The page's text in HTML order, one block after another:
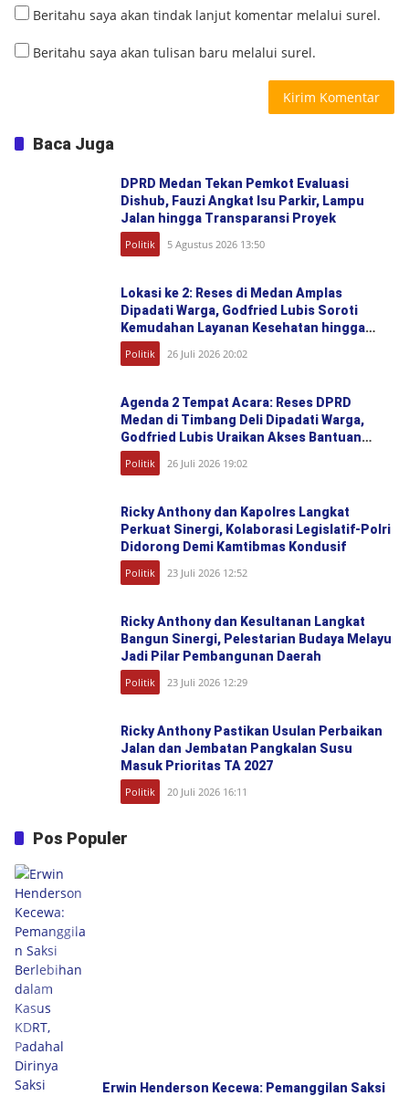
Beritahu saya akan tindak lanjut komentar melalui surel.
Beritahu saya akan tulisan baru melalui surel.
Baca Juga
DPRD Medan Tekan Pemkot Evaluasi
Dishub, Fauzi Angkat Isu Parkir, Lampu
Jalan hingga Transparansi Proyek
Politik 5 Agustus 2026 13:50
Lokasi ke 2: Reses di Medan Amplas
Dipadati Warga, Godfried Lubis Soroti
Kemudahan Layanan Kesehatan hingga
Penyerapan Aspirasi Publik
Politik 26 Juli 2026 20:02
Agenda 2 Tempat Acara: Reses DPRD
Medan di Timbang Deli Dipadati Warga,
Godfried Lubis Uraikan Akses Bantuan
Sosial hingga Layanan UHC
Politik 26 Juli 2026 19:02
Ricky Anthony dan Kapolres Langkat
Perkuat Sinergi, Kolaborasi Legislatif-Polri
Didorong Demi Kamtibmas Kondusif
Politik 23 Juli 2026 12:52
Ricky Anthony dan Kesultanan Langkat
Bangun Sinergi, Pelestarian Budaya Melayu
Jadi Pilar Pembangunan Daerah
Politik 23 Juli 2026 12:29
Ricky Anthony Pastikan Usulan Perbaikan
Jalan dan Jembatan Pangkalan Susu
Masuk Prioritas TA 2027
Politik 20 Juli 2026 16:11
Pos Populer
Erwin Henderson Kecewa: Pemanggilan Saksi